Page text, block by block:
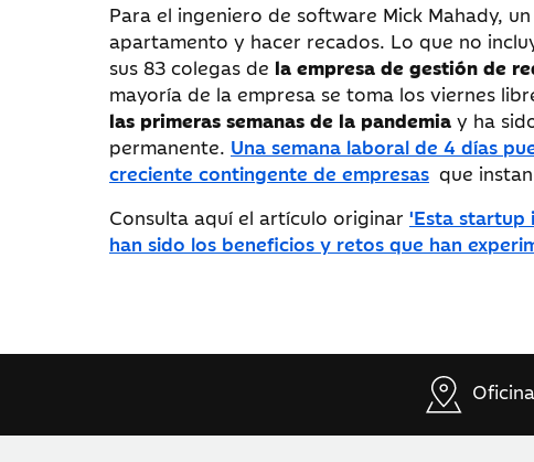
Para el ingeniero de software Mick Mahady,
apartamento y hacer recados. Lo que no
sus 83 colegas de la empresa de gestión de
mayoría de la empresa se toma los viernes
las primeras semanas de la pandemia y ha
permanente. Una semana laboral de 4 días
creciente contingente de empresas que
Consulta aquí el artículo originar 'Esta startup
han sido los beneficios y retos que han